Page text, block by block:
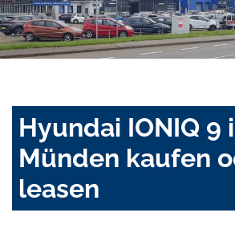
Hyundai IONIQ 9
Münden kaufen
leasen